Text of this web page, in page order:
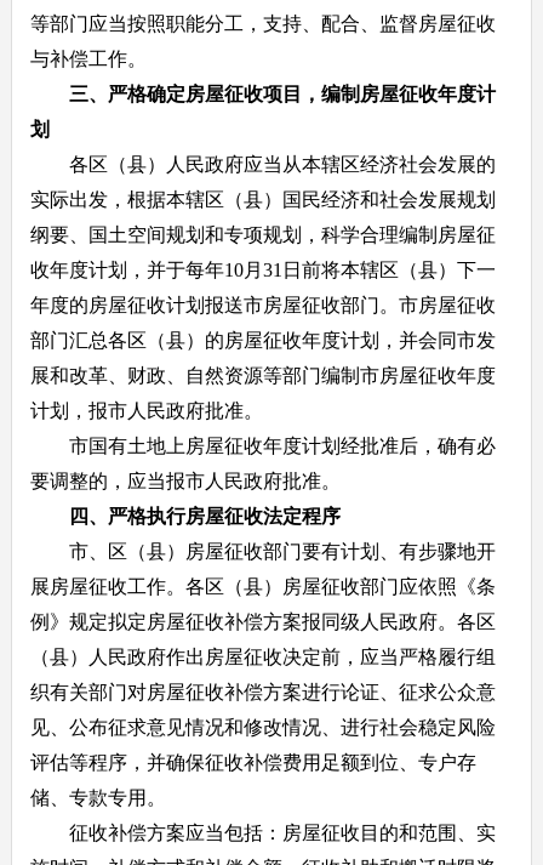
等部门应当按照职能分工，支持、配合、监督房屋征收
与补偿工作。
三、严格确定房屋征收项目，编制房屋征收年度计
划
各区（县）人民政府应当从本辖区经济社会发展的
实际出发，根据本辖区（县）国民经济和社会发展规划
纲要、国土空间规划和专项规划，科学合理编制房屋征
收年度计划，并于每年10月31日前将本辖区（县）下一
年度的房屋征收计划报送市房屋征收部门。市房屋征收
部门汇总各区（县）的房屋征收年度计划，并会同市发
展和改革、财政、自然资源等部门编制市房屋征收年度
计划，报市人民政府批准。
市国有土地上房屋征收年度计划经批准后，确有必
要调整的，应当报市人民政府批准。
四、严格执行房屋征收法定程序
市、区（县）房屋征收部门要有计划、有步骤地开
展房屋征收工作。各区（县）房屋征收部门应依照《条
例》规定拟定房屋征收补偿方案报同级人民政府。各区
（县）人民政府作出房屋征收决定前，应当严格履行组
织有关部门对房屋征收补偿方案进行论证、征求公众意
见、公布征求意见情况和修改情况、进行社会稳定风险
评估等程序，并确保征收补偿费用足额到位、专户存
储、专款专用。
征收补偿方案应当包括：房屋征收目的和范围、实